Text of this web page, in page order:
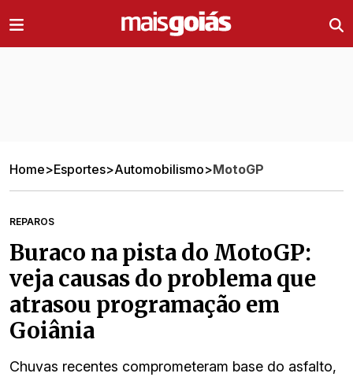
Home>Esportes>Automobilismo>MotoGP
REPAROS
Buraco na pista do MotoGP:
veja causas do problema que
atrasou programação em
Goiânia
Chuvas recentes comprometeram base do asfalto,